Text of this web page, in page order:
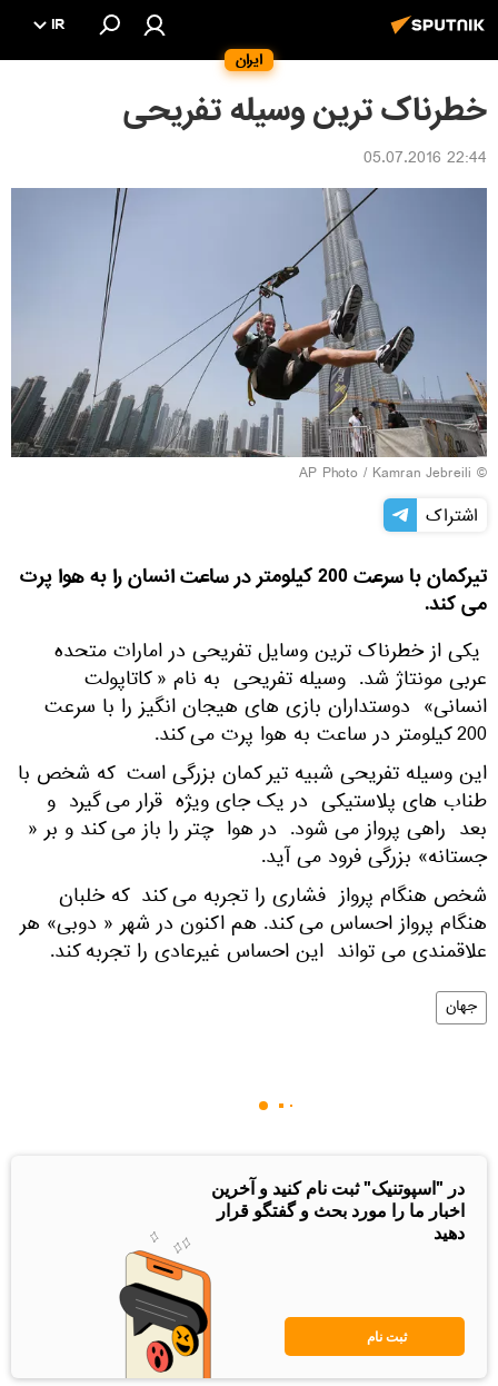
ایران
IR
خطرناک ترین وسیله تفریحی
22:44 05.07.2016
© AP Photo / Kamran Jebreili
اشتراک
تیرکمان با سرعت 200 کیلومتر در ساعت انسان را به هوا پرت
می کند.
یکی از خطرناک ترین وسایل تفریحی در امارات متحده
عربی مونتاژ شد. وسیله تفریحی به نام « کاتاپولت
انسانی» دوستداران بازی های هیجان انگیز را با سرعت
200 کیلومتر در ساعت به هوا پرت می کند.
این وسیله تفریحی شبیه تیر کمان بزرگی است که شخص با
طناب های پلاستیکی در یک جای ویژه قرار می گیرد و
بعد راهی پرواز می شود. در هوا چتر را باز می کند و بر «
جستانه» بزرگی فرود می آید.
شخص هنگام پرواز فشاری را تجربه می کند که خلبان
هنگام پرواز احساس می کند. هم اکنون در شهر « دوبی» هر
علاقمندی می تواند این احساس غیرعادی را تجربه کند.
جهان
در "اسپوتنیک" ثبت نام کنید و آخرین
اخبار ما را مورد بحث و گفتگو قرار
دهید
ثبت نام